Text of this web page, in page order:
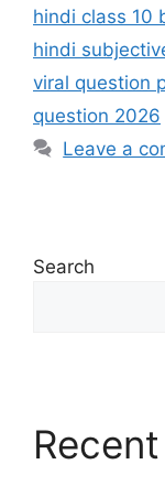
hindi class 10
hindi
viral question
question 2026
Leave a
Search